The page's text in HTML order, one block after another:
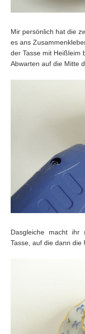
Mir persönlich hat die
es ans
der Tasse mit Heißleim
Abwarten auf die Mitte
Dasgleiche macht
Tasse, auf die dann die